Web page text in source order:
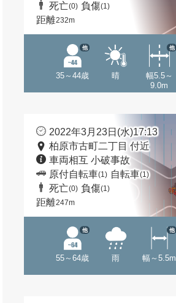
死亡(0) 負傷(1)
距離232m
35～44歳
他
晴
幅5.5～
9.0m
他
2022年3月23日(水)17:13
柏原市古町二丁目 付近
車両相互 小破事故
原付自転車(1) 自転車(1)
死亡(0) 負傷(1)
距離247m
55～64歳
他
雨 幅～5.5m
他